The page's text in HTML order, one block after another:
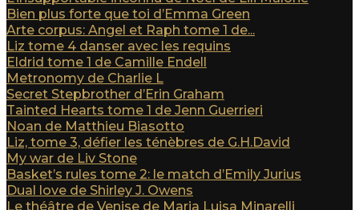
Bien plus forte que toi d’Emma Green
Arte corpus: Angel et Raph tome 1 de...
Liz tome 4 danser avec les requins
Eldrid tome 1 de Camille Endell
Metronomy de Charlie L
Secret Stepbrother d’Erin Graham
Tainted Hearts tome 1 de Jenn Guerrieri
Noan de Matthieu Biasotto
Liz, tome 3, défier les ténèbres de G.H.David
My war de Liv Stone
Basket’s rules tome 2: le match d’Emily Jurius
Dual love de Shirley J. Owens
Le théâtre de Venise de Maria Luisa Minarelli